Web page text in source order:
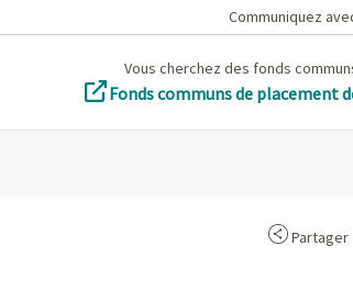
Communiquez
Vous cherchez des fonds
Fonds communs de placement
Partager